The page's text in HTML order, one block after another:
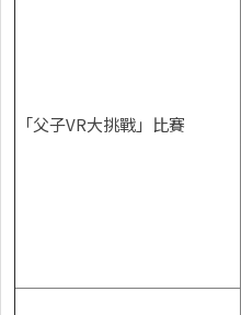
「父子VR大挑戰」比賽